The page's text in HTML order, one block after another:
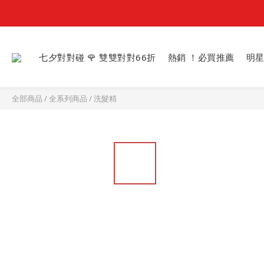
七夕對對碰 🌹 雙雙對對66折 熱銷 ！必買推薦 明
全部商品 /全系列商品 /洗髮精